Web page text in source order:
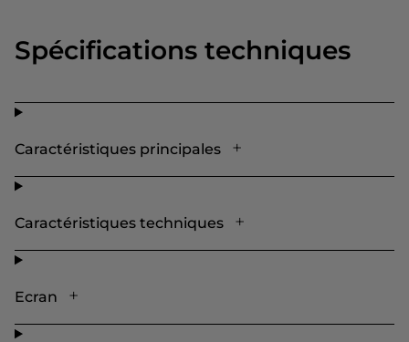
Spécifications techniques
Caractéristiques principales
Caractéristiques techniques
Ecran